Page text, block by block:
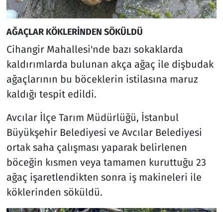
AĞAÇLAR KÖKLERİNDEN SÖKÜLDÜ
Cihangir Mahallesi'nde bazı sokaklarda
kaldırımlarda bulunan akça ağaç ile dişbudak
ağaçlarının bu böceklerin istilasına maruz
kaldığı tespit edildi.
Avcılar İlçe Tarım Müdürlüğü, İstanbul
Büyükşehir Belediyesi ve Avcılar Belediyesi
ortak saha çalışması yaparak belirlenen
böceğin kısmen veya tamamen kuruttuğu 23
ağaç işaretlendikten sonra iş makineleri ile
köklerinden söküldü.